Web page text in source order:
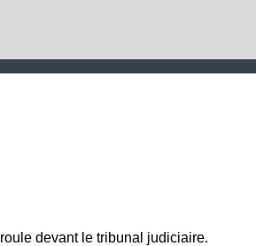
devant le tribunal judiciaire.